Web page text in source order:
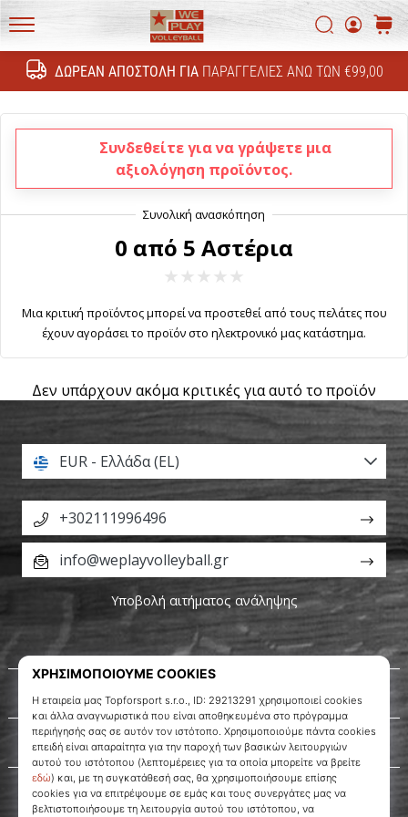
ΔΩΡΕΆΝ ΑΠΟΣΤΟΛΉ ΓΙΑΠΑΡΑΓΓΕΛΊΕΣ ΆΝΩ ΤΩΝ €99,00
WePlayVolleyball.gr
τις
τεχνικές
ενημερώσεις
και
μάθε
αν
πρεσβευτής
της
μάρκας
μας
στο
Είστε
λάτρης
του
βόλεϊ
όπως
εμείς;
Ελάτε
πρεσβευτής
της
μάρκας
μας.
11. 8. 2022
Συνδεθείτε για να γράψετε μια
αξιολόγηση προϊόντος.
0 από 5 Αστέρια
Μια κριτική προϊόντος μπορεί να προστεθεί από τους πελάτες που
έχουν αγοράσει το προϊόν στο ηλεκτρονικό μας κατάστημα.
Δεν υπάρχουν ακόμα κριτικές για αυτό το προϊόν
Σχετικά μ' εμάς
Εξυπηρέτηση πελατών
EUR - Ελλάδα (EL)
+302111996496
info@weplayvolleyball.gr
Υποβολή αιτήματος ανάληψης